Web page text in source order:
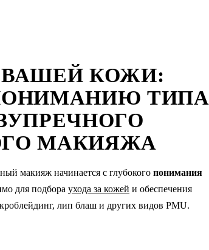
КОЖИ:
ТИПА
МАКИЯЖА
макияж начинается с глубокого понимания
для подбора ухода за кожей и обеспечения
, лип блаши других видов PMU.